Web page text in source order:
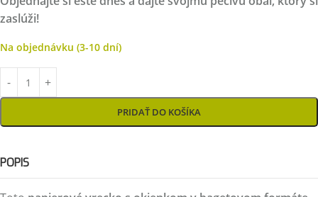
zaslúži!
Na objednávku (3-10 dní)
PRIDAŤ DO KOŠÍKA
POPIS